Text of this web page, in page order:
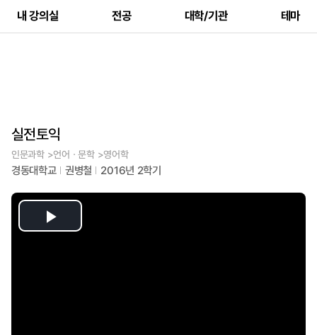
내 강의실 전공 대학/기관 테마
실전토익
인문과학 >언어ㆍ문학 >영어학
경동대학교 권병철 2016년 2학기
Play